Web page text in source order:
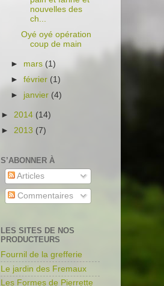
nouvelles des
ch...
Oyé oyé opération
coup de main
► mars(1)
►février (1)
► janvier (4)
► 2014 (14)
► 2013 (7)
S’ABONNER À
Articles
Commentaires
LES SITES DE NOS
PRODUCTEURS
Fournil de la grefferie
Le jardin des Fremaux
Les Formes de Pierrette